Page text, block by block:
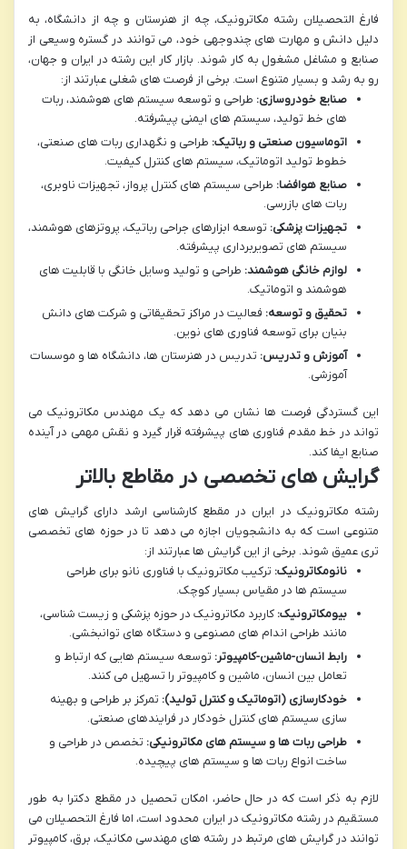
فارغ التحصیلان رشته مکاترونیک، چه از هنرستان و چه از دانشگاه، به
دلیل دانش و مهارت های چندوجهی خود، می توانند در گستره وسیعی از
صنایع و مشاغل مشغول به کار شوند. بازار کار این رشته در ایران و جهان،
رو به رشد و بسیار متنوع است. برخی از فرصت های شغلی عبارتند از:
صنایع خودروسازی: طراحی و توسعه سیستم های هوشمند، ربات
های خط تولید، سیستم های ایمنی پیشرفته.
اتوماسیون صنعتی و رباتیک: طراحی و نگهداری ربات های صنعتی،
خطوط تولید اتوماتیک، سیستم های کنترل کیفیت.
صنایع هوافضا: طراحی سیستم های کنترل پرواز، تجهیزات ناوبری،
ربات های بازرسی.
تجهیزات پزشکی: توسعه ابزارهای جراحی رباتیک، پروتزهای هوشمند،
سیستم های تصویربرداری پیشرفته.
لوازم خانگی هوشمند: طراحی و تولید وسایل خانگی با قابلیت های
هوشمند و اتوماتیک.
تحقیق و توسعه: فعالیت در مراکز تحقیقاتی و شرکت های دانش
بنیان برای توسعه فناوری های نوین.
آموزش و تدریس: تدریس در هنرستان ها، دانشگاه ها و موسسات
آموزشی.
این گستردگی فرصت ها نشان می دهد که یک مهندس مکاترونیک می
تواند در خط مقدم فناوری های پیشرفته قرار گیرد و نقش مهمی در آینده
صنایع ایفا کند.
گرایش های تخصصی در مقاطع بالاتر
رشته مکاترونیک در ایران در مقطع کارشناسی ارشد دارای گرایش های
متنوعی است که به دانشجویان اجازه می دهد تا در حوزه های تخصصی
تری عمیق شوند. برخی از این گرایش ها عبارتند از:
نانومکاترونیک: ترکیب مکاترونیک با فناوری نانو برای طراحی
سیستم ها در مقیاس بسیار کوچک.
بیومکاترونیک: کاربرد مکاترونیک در حوزه پزشکی و زیست شناسی،
مانند طراحی اندام های مصنوعی و دستگاه های توانبخشی.
رابط انسان-ماشین-کامپیوتر: توسعه سیستم هایی که ارتباط و
تعامل بین انسان، ماشین و کامپیوتر را تسهیل می کنند.
خودکارسازی (اتوماتیک و کنترل تولید): تمرکز بر طراحی و بهینه
سازی سیستم های کنترل خودکار در فرایندهای صنعتی.
طراحی ربات ها و سیستم های مکاترونیکی: تخصص در طراحی و
ساخت انواع ربات ها و سیستم های پیچیده.
لازم به ذکر است که در حال حاضر، امکان تحصیل در مقطع دکترا به طور
مستقیم در رشته مکاترونیک در ایران محدود است، اما فارغ التحصیلان می
توانند در گرایش های مرتبط در رشته های مهندسی مکانیک، برق، کامپیوتر